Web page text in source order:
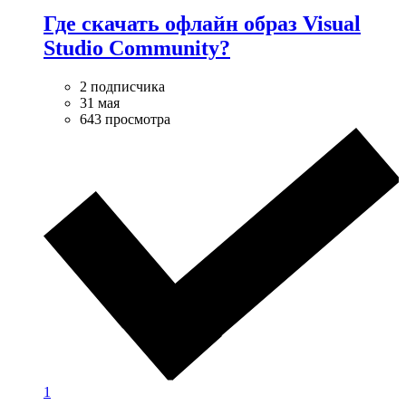
Где скачать офлайн образ Visual
Studio Community?
2 подписчика
31 мая
643 просмотра
1